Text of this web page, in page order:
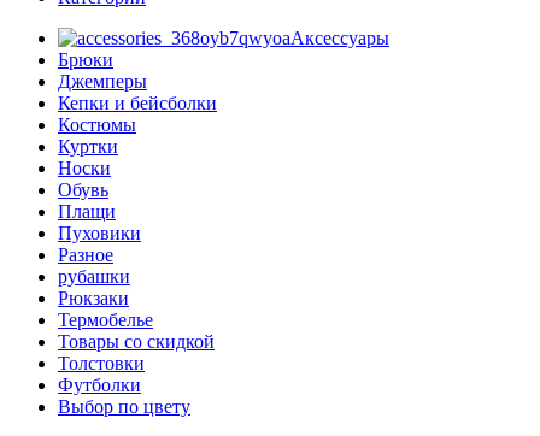
Аксессуары
Брюки
Джемперы
Кепки и бейсболки
Костюмы
Куртки
Носки
Обувь
Плащи
Пуховики
Разное
рубашки
Рюкзаки
Термобелье
Товары со скидкой
Толстовки
Футболки
Выбор по цвету